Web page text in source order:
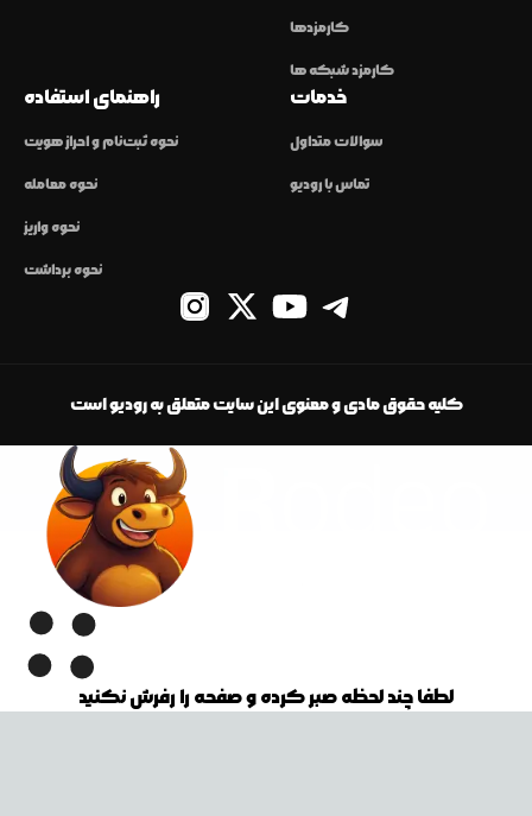
کارمزدها
کارمزد شبکه ها
راهنمای استفاده
نحوه ثبت‌نام و احراز هویت
نحوه معامله
نحوه واریز
نحوه برداشت
خدمات
سوالات متداول
تماس با رودیو
کلیه حقوق مادی و معنوی این سایت متعلق به رودیو است
لطفا چند لحظه صبر کرده و صفحه را رفرش نکنید